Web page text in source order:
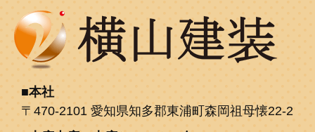
本社
〒470-2101 愛知県知多郡東浦町森岡祖母懐22-2